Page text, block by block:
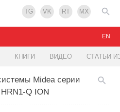
TG VK RT MX
КНИГИ ВИДЕО СТАТЬИ
EN
Midea серии
Q ION